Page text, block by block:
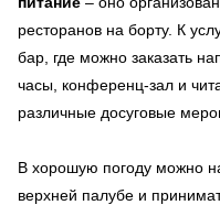
ресторанов на борту. К
бар, где можно заказать
часы, конференц-зал и
различные досуговые
В хорошую погоду можно
верхней палубе и